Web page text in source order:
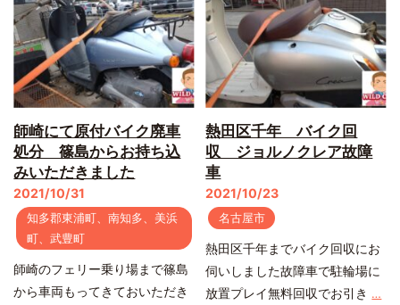
師崎にて原付バイク廃車
処分 篠島からお持ち込
みいただきました
2021/10/31
知多郡東浦町、南知多、美浜
町、武豊町
師崎のフェリー乗り場まで篠島
から車両もってきておいただき
熱田区千年 バイク回
収 ジョルノクレア故障
車
2021/10/23
名古屋市
熱田区千年までバイク回収にお
伺いしました故障車で駐輪場に
放置プレイ無料回収でお引き …